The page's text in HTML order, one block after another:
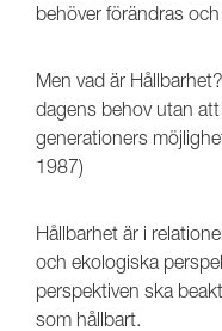
behöver förändras
Men vad är
dagens behov utan
generationers
1987)
Hållbarhet är i
och ekologiska
perspektiven ska
som hållbart.